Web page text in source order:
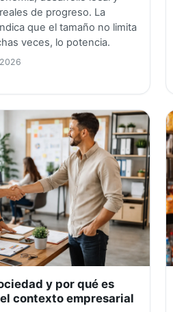
de progreso. La
que el tamaño no limita
veces, lo potencia.
y por qué es
contexto empresarial